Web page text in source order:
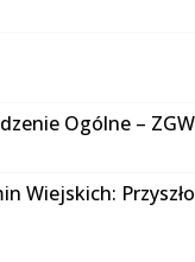
Ogólne –
Wiejskich: